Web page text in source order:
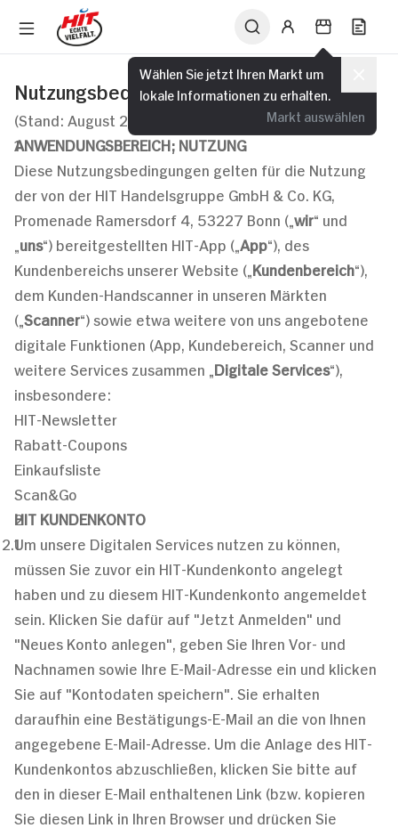
Wählen Sie jetzt Ihren Markt um
lokale Informationen zu erhalten.
Markt auswählen
Nutzungsbedingungen
(Stand: August 2023)
ANWENDUNGSBEREICH; NUTZUNG
Diese Nutzungsbedingungen gelten für die Nutzung
der von der HIT Handelsgruppe GmbH & Co. KG,
Promenade Ramersdorf 4, 53227 Bonn („ wir“ und
uns“) bereitgestellten HIT-App („ App“), des
Kundenbereichs unserer Website („ Kundenbereich“),
dem Kunden-Handscanner in unseren Märkten
(„ Scanner“) sowie etwa weitere von uns angebotene
digitale Funktionen (App, Kundebereich, Scanner und
weitere Services zusammen „ Digitale Services“),
insbesondere:
HIT-Newsletter
Rabatt-Coupons
Einkaufsliste
Scan&Go
HIT KUNDENKONTO
Um unsere Digitalen Services nutzen zu können,
müssen Sie zuvor ein HIT-Kundenkonto angelegt
haben und zu diesem HIT-Kundenkonto angemeldet
sein. Klicken Sie dafür auf "Jetzt Anmelden" und
"Neues Konto anlegen", geben Sie Ihren Vor- und
Nachnamen sowie Ihre E-Mail-Adresse ein und klicken
Sie auf "Kontodaten speichern". Sie erhalten
daraufhin eine Bestätigungs-E-Mail an die von Ihnen
angegebene E-Mail-Adresse. Um die Anlage des HIT-
Kundenkontos abzuschließen, klicken Sie bitte auf
den in dieser E-Mail enthaltenen Link (bzw. kopieren
Sie diesen Link in Ihren Browser und drücken Sie